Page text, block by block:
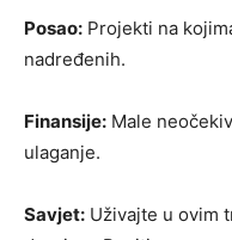
Posao: Projekti na
nadređenih.
Finansije: Male
ulaganje.
Savjet: Uživajte u ovim